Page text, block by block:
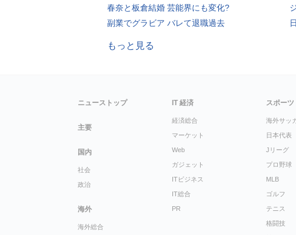
春奈と板倉結婚 芸能界にも変化?
副業でグラビア バレて退職過去
もっと見る
ニューストップ
主要
国内
社会
政治
海外
海外総合
IT 経済
経済総合
マーケット
Web
ガジェット
ITビジネス
IT総合
PR
スポーツ
海外サッ
日本代表
Jリーグ
プロ野球
MLB
ゴルフ
テニス
格闘技